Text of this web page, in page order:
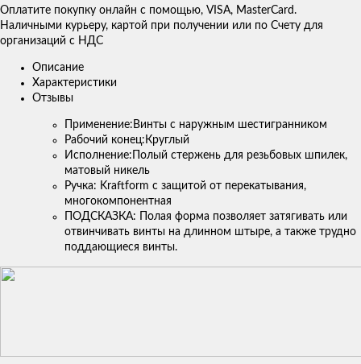
Оплатите покупку онлайн с помощью, VISA, MasterCard.
Наличными курьеру, картой при получении или по Счету для
организаций с НДС
Описание
Характеристики
Отзывы
Применение:Винты с наружным шестигранником
Рабочий конец:Круглый
Исполнение:Полый стержень для резьбовых шпилек,
матовый никель
Ручка: Kraftform с защитой от перекатывания,
многокомпонентная
ПОДСКАЗКА: Полая форма позволяет затягивать или
отвинчивать винты на длинном штыре, а также трудно
поддающиеся винты.